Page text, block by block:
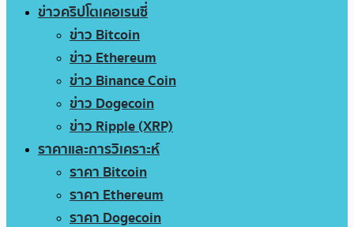
ข่าวคริปโตเคอเรนซี่
ข่าว Bitcoin
ข่าว Ethereum
ข่าว Binance Coin
ข่าว Dogecoin
ข่าว Ripple (XRP)
ราคาและการวิเคราะห์
ราคา Bitcoin
ราคา Ethereum
ราคา Dogecoin